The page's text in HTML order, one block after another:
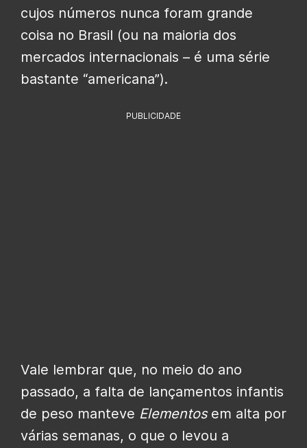
cujos números nunca foram grande
coisa no Brasil (ou na maioria dos
mercados internacionais – é uma série
bastante “americana”).
PUBLICIDADE
Vale lembrar que, no meio do ano
passado, a falta de lançamentos infantis
de peso manteve Elementosem alta por
várias semanas, o que o levou a